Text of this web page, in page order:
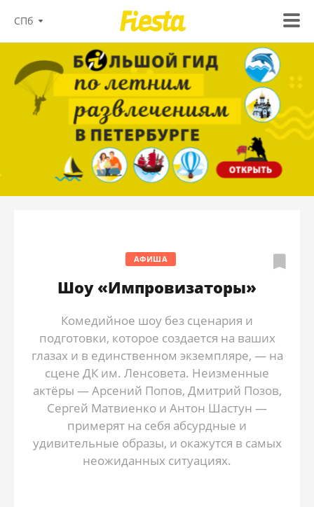
СПб
АФИША
Шоу «Импровизаторы»
Комедийное шоу без сценария и
подготовки, которое создается на ваших
глазах и в единственном экземпляре, — на
сцене ДК им. Ленсовета. Неизменные
актёры — Арсений Попов, Дмитрий Позов,
Сергей Матвиенко и Антон Шастун —
примерят на себя абсурдные и
удивительные образы, и окажутся в самых
неожиданных ситуациях.